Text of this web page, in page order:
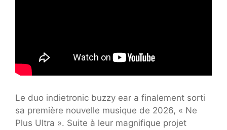
Le duo indietronic buzzy ear a finalement sorti
sa première nouvelle musique de 2026, « Ne
Plus Ultra ». Suite à leur magnifique projet